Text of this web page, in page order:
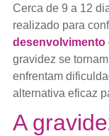
Cerca de 9 a 12
realizado para
desenvolvimento
gravidez se
enfrentam
alternativa eficaz
A